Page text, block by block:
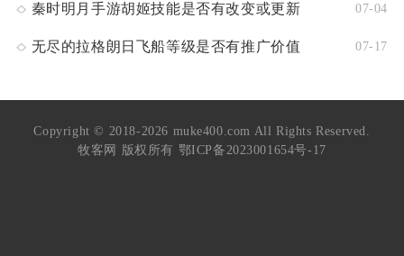
秦时明月手游胡姬技能是否有改变或更新 07-04
无尽的拉格朗日飞船等级是否有推广价值 07-17
Copyright © 2018-2026 muke400.com All Rights Reserved.
牧客网 版权所有 鄂ICP备2023001654号-17